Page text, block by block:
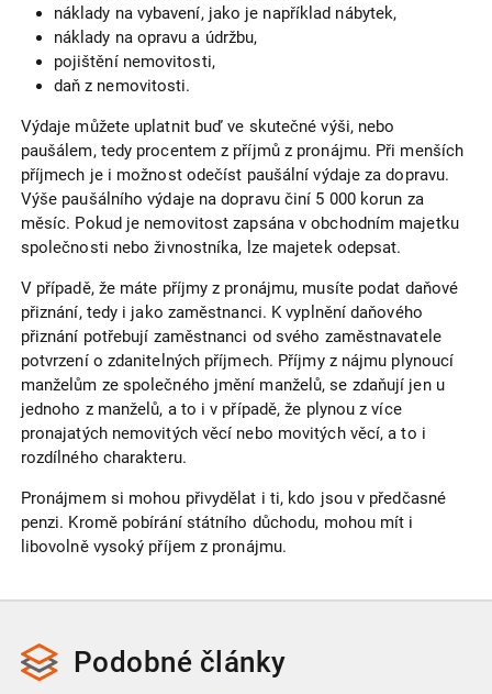
náklady na vybavení, jako je například nábytek,
náklady na opravu a údržbu,
pojištění nemovitosti,
daň z nemovitosti.
Výdaje můžete uplatnit buď ve skutečné výši, nebo
paušálem, tedy procentem z příjmů z pronájmu. Při menších
příjmech je i možnost odečíst paušální výdaje za dopravu.
Výše paušálního výdaje na dopravu činí 5 000 korun za
měsíc. Pokud je nemovitost zapsána v obchodním majetku
společnosti nebo živnostníka, lze majetek odepsat.
V případě, že máte příjmy z pronájmu, musíte podat daňové
přiznání, tedy i jako zaměstnanci. K vyplnění daňového
přiznání potřebují zaměstnanci od svého zaměstnavatele
potvrzení o zdanitelných příjmech. Příjmy z nájmu plynoucí
manželům ze společného jmění manželů, se zdaňují jen u
jednoho z manželů, a to i v případě, že plynou z více
pronajatých nemovitých věcí nebo movitých věcí, a to i
rozdílného charakteru.
Pronájmem si mohou přivydělat i ti, kdo jsou v předčasné
penzi. Kromě pobírání státního důchodu, mohou mít i
libovolně vysoký příjem z pronájmu.
Podobné články